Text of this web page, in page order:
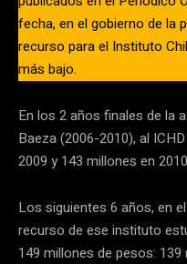
fecha, en el gobierno de la
recurso para el Instituto
más bajo.
En los 2 años finales de la
Baeza (2006-2010), al
2009 y 143 millones en
Los siguientes 6 años, en
recurso de ese instituto
149 millones de pesos: 139